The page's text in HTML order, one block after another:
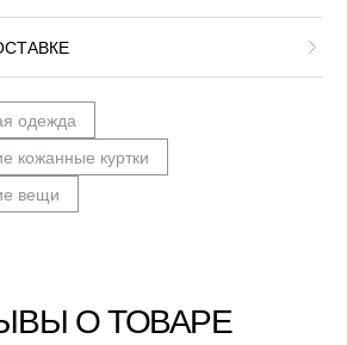
одежда
кожанные куртки
вещи
О ТОВАРЕ